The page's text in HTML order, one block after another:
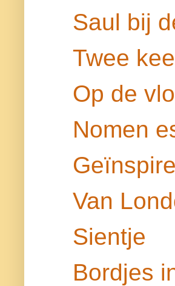
Saul bij
Twee
Op de
Nomen
Van
Sientje
Bordjes